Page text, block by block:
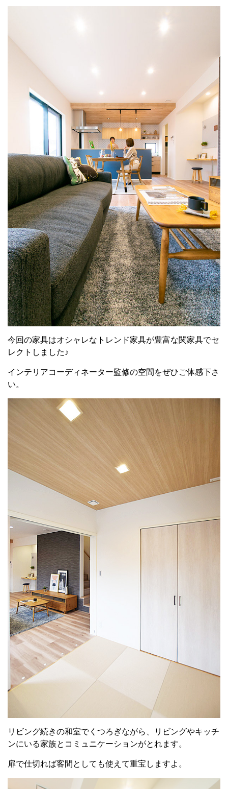
今回の家具はオシャレなトレンド家具が豊富な関家具でセ
レクトしました♪
インテリアコーディネーター監修の空間をぜひご体感下さ
い。
リビング続きの和室でくつろぎながら、リビングやキッチ
ンにいる家族とコミュニケーションがとれます。
扉で仕切れば客間としても使えて重宝しますよ。